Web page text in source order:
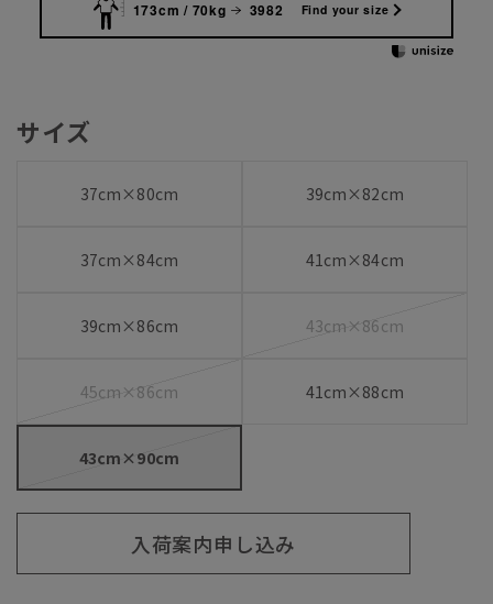
173cm / 70kg 3982 Find your size
サイズ
37cm×80cm 39cm×82cm
37cm×84cm 41cm×84cm
39cm×86cm 43cm×86cm
45cm×86cm 41cm×88cm
43cm×90cm
入荷案内申し込み